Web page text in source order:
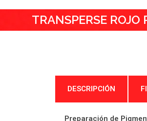
TRANSPERSE ROJO
DESCRIPCIÓN
Preparación de